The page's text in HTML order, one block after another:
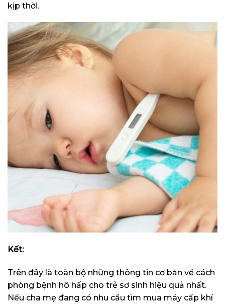
kịp thời.
Kết:
Trên đây là toàn bộ những thông tin cơ bản về cách
phòng bệnh hô hấp cho trẻ sơ sinh hiệu quả nhất.
Nếu cha mẹ đang có nhu cầu tìm mua máy cấp khí